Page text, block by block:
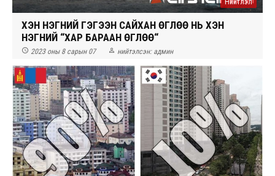
ХЭН НЭГНИЙ ГЭГЭЭН САЙХАН ӨГЛӨӨ НЬ ХЭН
НЭГНИЙ “ХАР БАРААН ӨГЛӨӨ“
 2023 оны 8 сарын 07  нийтэлсэн: админ